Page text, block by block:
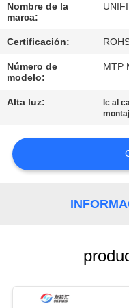
EN
CONTACTO
CON
NOTICIAS
PIDA
UNA
SITIO
Nombre de la
marca:
Certificación:
Número de
modelo:
MTP
Alta luz: lc al